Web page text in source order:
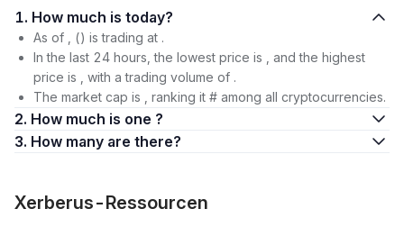
1. How much is today?
As of , () is trading at .
In the last 24 hours, the lowest price is , and the highest
price is , with a trading volume of .
The market cap is , ranking it # among all cryptocurrencies.
2. How much is one ?
3. How many are there?
Xerberus-Ressourcen